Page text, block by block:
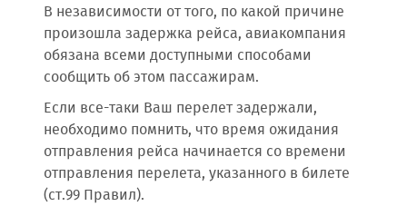
В независимости от того, по какой причине
произошла задержка рейса, авиакомпания
обязана всеми доступными способами
сообщить об этом пассажирам.
Если все-таки Ваш перелет задержали,
необходимо помнить, что время ожидания
отправления рейса начинается со времени
отправления перелета, указанного в билете
(ст.99 Правил).